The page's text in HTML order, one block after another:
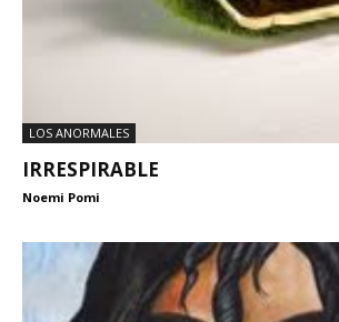
LOS ANORMALES
IRRESPIRABLE
Noemi Pomi